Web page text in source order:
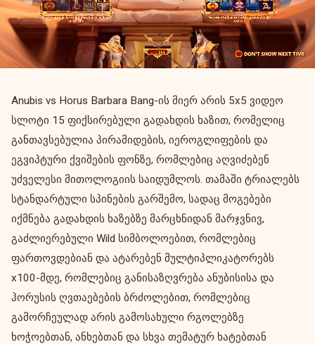
Anubis vs Horus Barbara Bang-ის მიერ არის 5x5 ვიდეო
სლოტი 15 ფიქსირებული გადახდის ხაზით, რომელიც
განთავსებულია პირამიდების, იეროგლიფების და
ეგვიპტური ქვიშების ფონზე, რომლებიც აღვიძებენ
უძველესი მითოლოგიის საიდუმლოს. თამაში ტრიალებს
სტანდარტული სპინების გარშემო, სადაც მოგებები
იქმნება გადახდის ხაზებზე მარცხნიდან მარჯვნივ,
გაძლიერებული Wild სიმბოლოებით, რომლებიც
ფართოვდებიან და ატარებენ მულტიპლიკატორებს
x100-მდე, რომლებიც განისაზღვრება ანუბისისა და
ჰორუსის ღვთაებების ბრძოლებით, რომლებიც
გამორჩეულად არის გამოსახული რგოლებზე
ხოჭოებთან, ანხებთან და სხვა თემატურ ხატებთან